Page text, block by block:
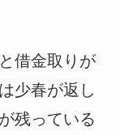
借金取りが
少春が返し
残っている